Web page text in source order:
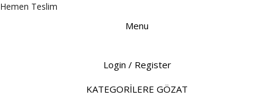
Hemen Teslim
Menu
Login / Register
KATEGORİLERE GÖZAT